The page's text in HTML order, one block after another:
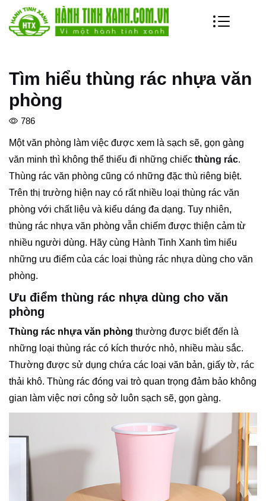
Tìm hiểu thùng rác nhựa văn
phòng
786
Một văn phòng làm việc được xem là sạch sẽ, gọn gàng
văn minh thì không thể thiếu đi những chiếc thùng rác.
Thùng rác văn phòng cũng có những đặc thù riêng biệt.
Trên thị trường hiện nay có rất nhiều loại thùng rác văn
phòng với chất liệu và kiểu dáng đa dạng. Tuy nhiên,
thùng rác nhựa văn phòng vẫn chiếm được thiện cảm từ
nhiều người dùng. Hãy cùng Hành Tinh Xanh tìm hiểu
những ưu điểm của các loại thùng rác nhựa dùng cho văn
phòng.
Ưu điểm thùng rác nhựa dùng cho văn
phòng
Thùng rác nhựa văn phòng thường được biết đến là
những loại thùng rác có kích thước nhỏ, nhiều màu sắc.
Thường được sử dụng chứa các loại văn bản, giấy tờ, rác
thải khô. Thùng rác đóng vai trò quan trọng đảm bảo không
gian làm việc nơi công sở luôn sạch sẽ, gọn gàng.